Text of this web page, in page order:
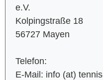
e.V.
Kolpingstraße 18
56727 Mayen
Telefon:
E-Mail: info (at)